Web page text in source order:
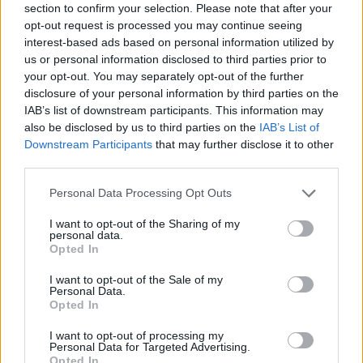
section to confirm your selection. Please note that after your
opt-out request is processed you may continue seeing
interest-based ads based on personal information utilized by
us or personal information disclosed to third parties prior to
your opt-out. You may separately opt-out of the further
disclosure of your personal information by third parties on the
IAB’s list of downstream participants. This information may
also be disclosed by us to third parties on the IAB’s List of
Downstream Participants that may further disclose it to other
Please note that this website/app uses one or more Google
not limited to your visit or usage behaviour. You may click to
grant or deny consent to Google and its third-party tags to
use your data for below specified purposes in below Google
consent section.
Personal Data Processing Opt Outs
I want to opt-out of the Sharing of my
personal data.
Opted In
I want to opt-out of the Sale of my
Personal Data.
Opted In
I want to opt-out of processing my
Personal Data for Targeted Advertising.
Opted In
karsinnasta.
– Ihan positiivinen fiilis tästä jäi. Karsinnassa
sain hyvin itsestäni irti. Tämä oli hyvä
avauskisa, pursuitti (yhdistelmähiihto) on
varmaan se paras matkani täällä, Ojansivu
arvioi.
Tiistaina MM-hiihdoissa vuorossa on 23-
Juho Mikkonen, Maria Grunvall ja Ristomatti
Hakola. Marjaana Pitkänen ja Perttu Hyvärinen
siksi starttaa sprinttiin.
Muista jatkoon päässeistä suomalaisista Iivo
Niskanen oli 19:s, Katri Lylynperä 23:s ja Anni